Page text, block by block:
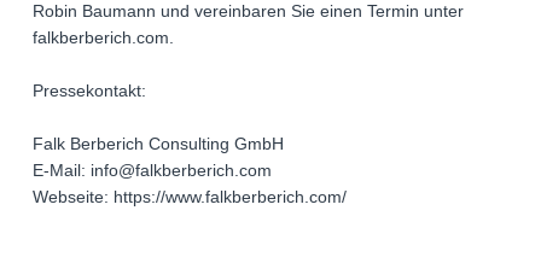
Robin Baumann und vereinbaren Sie einen Termin unter
falkberberich.com.
Pressekontakt:
Falk Berberich Consulting GmbH
E-Mail: info@falkberberich.com
Webseite: https://www.falkberberich.com/